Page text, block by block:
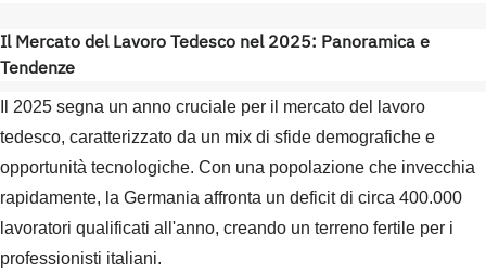
Il Mercato del Lavoro Tedesco nel 2025: Panoramica e
Tendenze
Il 2025 segna un anno cruciale per il mercato del lavoro
tedesco, caratterizzato da un mix di sfide demografiche e
opportunità tecnologiche. Con una popolazione che invecchia
rapidamente, la Germania affronta un deficit di circa 400.000
lavoratori qualificati all'anno, creando un terreno fertile per i
professionisti italiani.